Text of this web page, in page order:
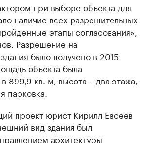
при выборе объекта для
наличие всех разрешительных
этапы согласования»,
Разрешение на
было получено в 2015
объекта была
899,9 кв. м, высота – два этажа,
парковка.
проект юрист Кирилл Евсеев
вид здания был
архитектуры